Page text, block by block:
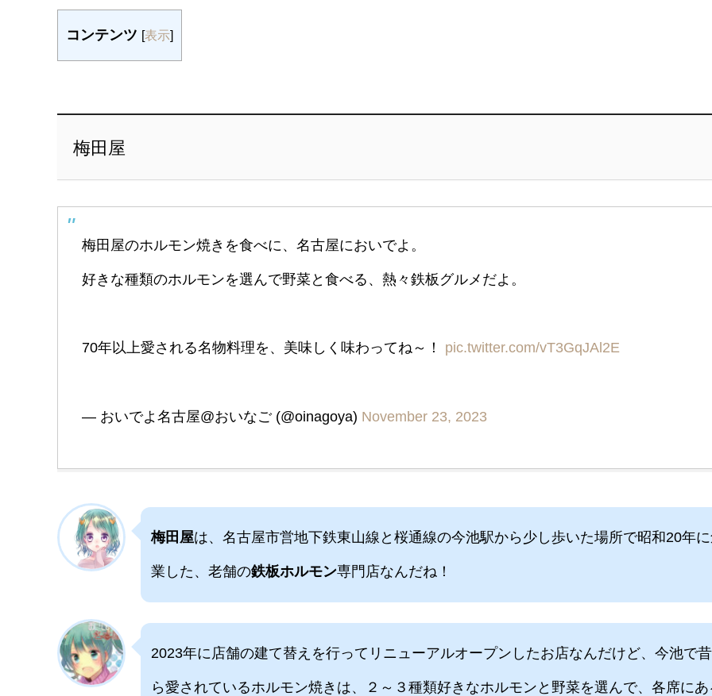
コンテンツ [表示]
梅田屋
梅田屋のホルモン焼きを食べに、名古屋においでよ。
好きな種類のホルモンを選んで野菜と食べる、熱々鉄板グルメだよ。
70年以上愛される名物料理を、美味しく味わってね～！ pic.twitter.com/vT3GqJAl2E
— おいでよ名古屋@おいなご (@oinagoya) November 23, 2023
梅田屋は、名古屋市営地下鉄東山線と桜通線の今池駅から少し歩いた場所で昭和20年
業した、老舗の鉄板ホルモン専門店なんだね！
2023年に店舗の建て替えを行ってリニューアルオープンしたお店なんだけど、今池で
ら愛されているホルモン焼きは、２～３種類好きなホルモンと野菜を選んで、各席にあ